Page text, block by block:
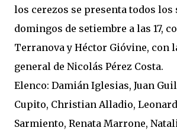
los cerezos se presenta todos los
domingos de setiembre a las 17,
Terranova y Héctor Gióvine, con
general de Nicolás Pérez Costa.
Elenco: Damián Iglesias, Juan
Cupito, Christian Alladio,
Sarmiento, Renata Marrone,